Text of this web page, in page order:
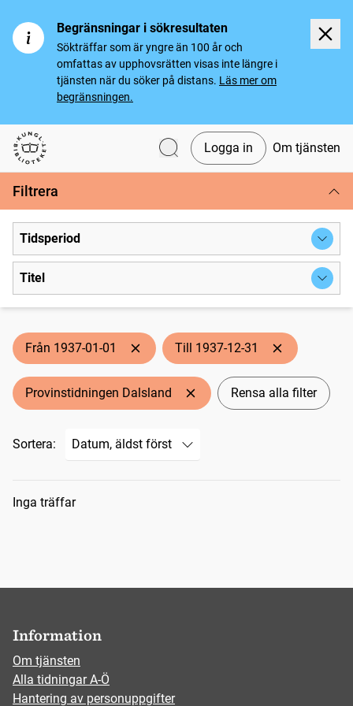
Begränsningar i sökresultaten
Sökträffar som är yngre än 100 år och
omfattas av upphovsrätten visas inte längre i
tjänsten när du söker på distans. Läs mer om
begränsningen.
Svenska tidningar
Logga in Om tjänsten
Filtrera
Tidsperiod
Titel
Från 1937-01-01 Till 1937-12-31
Provinstidningen Dalsland Rensa alla filter
Sortera:
Sökresultat
Inga träffar
Information
Om tjänsten
Alla tidningar A-Ö
Hantering av personuppgifter